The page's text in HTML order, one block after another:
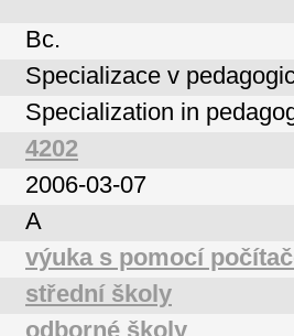
Bc.
Specializace v
Specialization in
4202
2006-03-07
A
výuka s pomocí
střední školy
odborné školy